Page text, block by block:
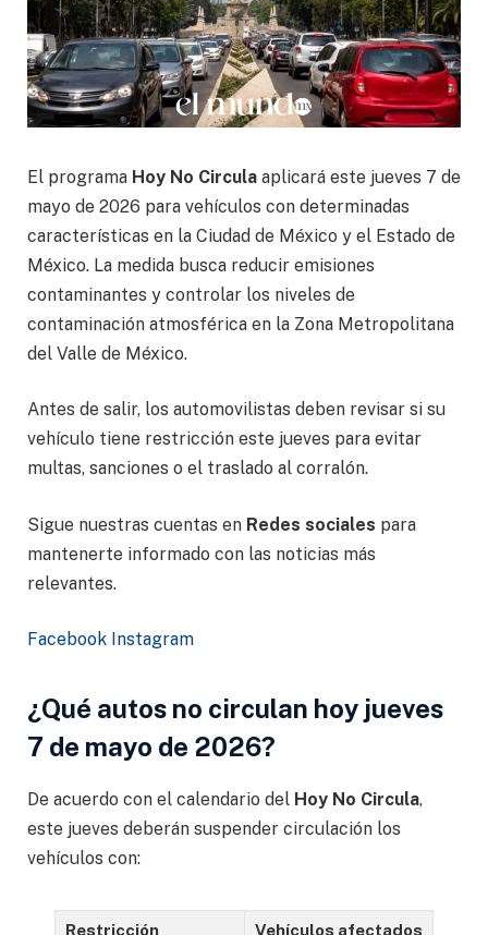
El programa Hoy No Circula aplicará este jueves 7 de
mayo de 2026 para vehículos con determinadas
características en la Ciudad de México y el Estado de
México. La medida busca reducir emisiones
contaminantes y controlar los niveles de
contaminación atmosférica en la Zona Metropolitana
del Valle de México.
Antes de salir, los automovilistas deben revisar si su
vehículo tiene restricción este jueves para evitar
multas, sanciones o el traslado al corralón.
Sigue nuestras cuentas en Redes sociales para
mantenerte informado con las noticias más
relevantes.
Facebook Instagram
¿Qué autos no circulan hoy jueves
7 de mayo de 2026?
De acuerdo con el calendario del Hoy No Circula,
este jueves deberán suspender circulación los
vehículos con:
Restricción Vehículos afectados